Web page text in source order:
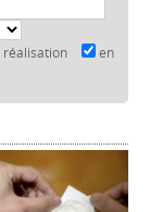
réalisation
en